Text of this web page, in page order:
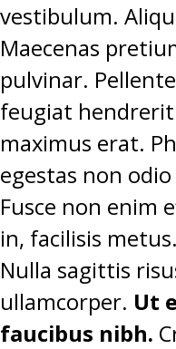
vestibulum.
Maecenas
pulvinar.
feugiat hendrerit
maximus erat.
egestas non
Fusce non enim
in, facilisis metus.
Nulla sagittis
ullamcorper. Ut
faucibus nibh.